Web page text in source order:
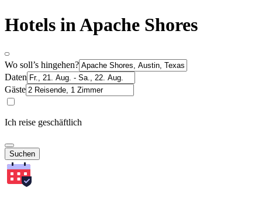
Hotels in Apache Shores
Wo soll’s hingehen?
Daten
Gäste
Ich reise geschäftlich
Suchen